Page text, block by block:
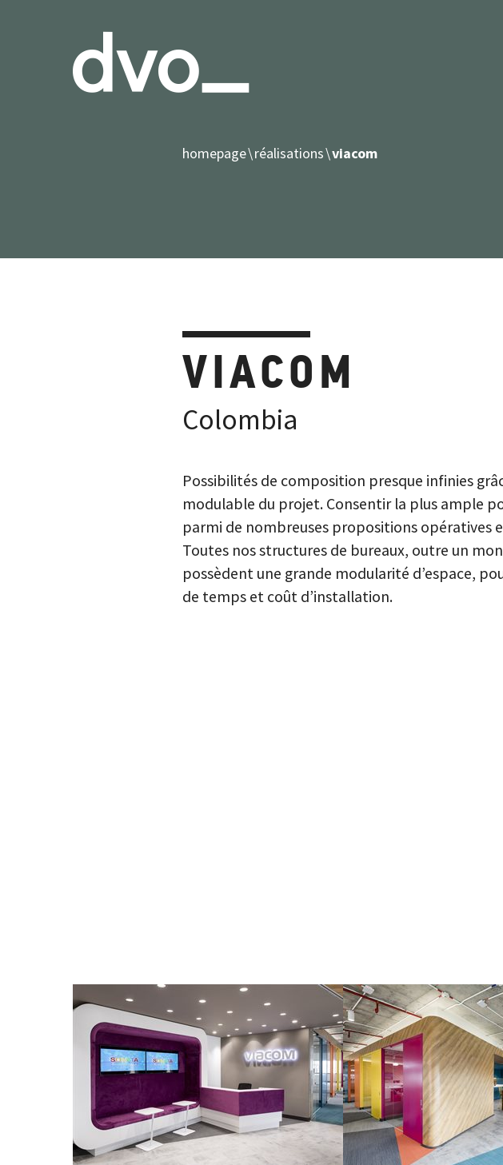
homepage réalisations viacom
VIACOM
Colombia
Possibilités de composition presque infinies
modulable du projet. Consentir la plus ample
parmi de nombreuses propositions opératives
Toutes nos structures de bureaux, outre un
possèdent une grande modularité d’espace,
de temps et coût d’installation.